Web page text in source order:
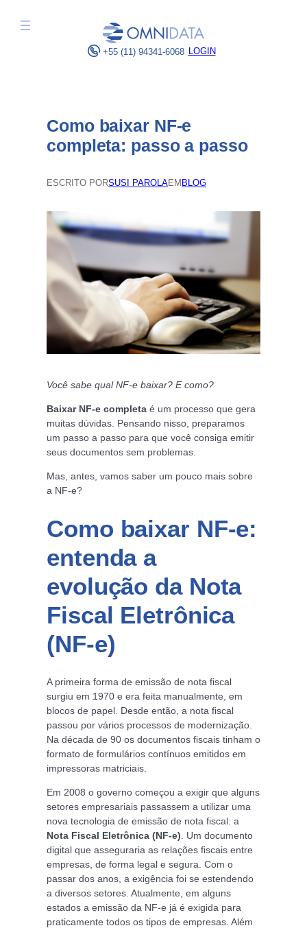
para
+55 (11) 94341-6068 LOGIN
Como baixar NF-e
completa: passo a passo
ESCRITO PORSUSI PAROLAEMBLOG
Você sabe qual NF-e baixar? E como?
Baixar NF-e completa é um processo que gera
muitas dúvidas. Pensando nisso, preparamos
um passo a passo para que você consiga emitir
seus documentos sem problemas.
Mas, antes, vamos saber um pouco mais sobre
a NF-e?
Como baixar NF-e:
entenda a
evolução da Nota
Fiscal Eletrônica
(NF-e)
A primeira forma de emissão de nota fiscal
surgiu em 1970 e era feita manualmente, em
blocos de papel. Desde então, a nota fiscal
passou por vários processos de modernização.
Na década de 90 os documentos fiscais tinham o
formato de formulários contínuos emitidos em
impressoras matriciais.
Em 2008 o governo começou a exigir que alguns
setores empresariais passassem a utilizar uma
nova tecnologia de emissão de nota fiscal: a
Nota Fiscal Eletrônica (NF-e) . Um documento
digital que asseguraria as relações fiscais entre
empresas, de forma legal e segura. Com o
passar dos anos, a exigência foi se estendendo
a diversos setores. Atualmente, em alguns
estados a emissão da NF-e já é exigida para
praticamente todos os tipos de empresas. Além